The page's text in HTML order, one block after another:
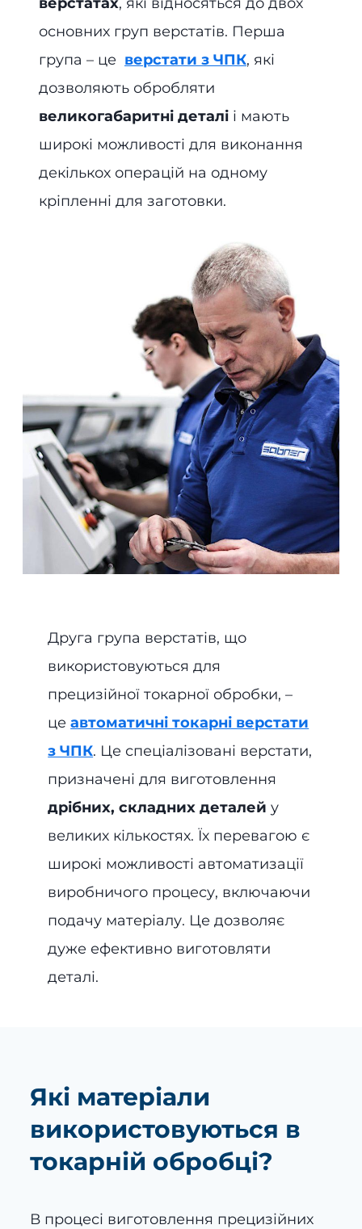
основних груп верстатів. Перша
група – це верстати з ЧПК, які
дозволяють обробляти
великогабаритні деталі і мають
широкі можливості для виконання
декількох операцій на одному
кріпленні для заготовки.
Друга група верстатів, що
використовуються для
прецизійної токарної обробки, –
цеавтоматичні токарні верстати
з ЧПК. Це спеціалізовані верстати,
призначені для виготовлення
дрібних, складних деталей у
великих кількостях. Їх перевагою є
широкі можливості автоматизації
виробничого процесу, включаючи
подачу матеріалу. Це дозволяє
дуже ефективно виготовляти
деталі.
Які матеріали
використовуються в
токарній обробці?
В процесі виготовлення прецизійних